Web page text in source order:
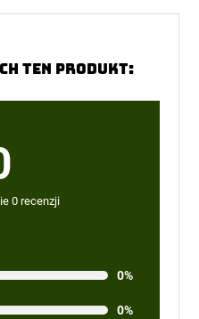
ten produkt:
0 recenzji
0%
0%